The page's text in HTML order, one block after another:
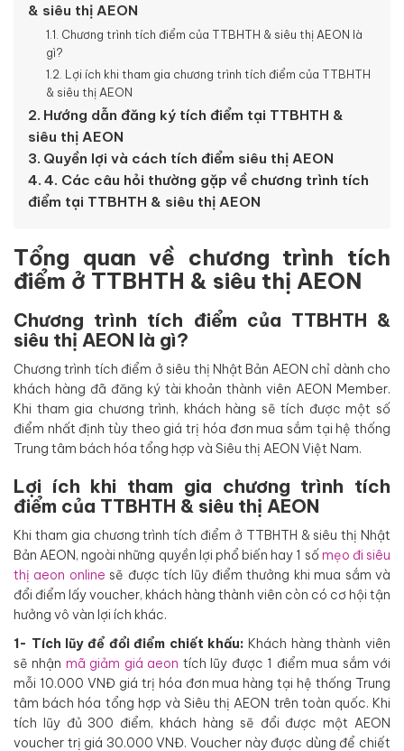
& siêu thị AEON
Chương trình tích điểm của TTBHTH & siêu thị AEON là
gì?
Lợi ích khi tham gia chương trình tích điểm của TTBHTH
& siêu thị AEON
Hướng dẫn đăng ký tích điểm tại TTBHTH &
siêu thị AEON
Quyền lợi và cách tích điểm siêu thị AEON
4. Các câu hỏi thường gặp về chương trình tích
điểm tại TTBHTH & siêu thị AEON
Tổng quan về chương trình tích
điểm ở TTBHTH & siêu thị AEON
Chương trình tích điểm của TTBHTH &
siêu thị AEON là gì?
Chương trình tích điểm ở siêu thị Nhật Bản AEON chỉ dành cho
khách hàng đã đăng ký tài khoản thành viên AEON Member.
Khi tham gia chương trình, khách hàng sẽ tích được một số
điểm nhất định tùy theo giá trị hóa đơn mua sắm tại hệ thống
Trung tâm bách hóa tổng hợp và Siêu thị AEON Việt Nam.
Lợi ích khi tham gia chương trình tích
điểm của TTBHTH & siêu thị AEON
Khi tham gia chương trình tích điểm ở TTBHTH & siêu thị Nhật
Bản AEON, ngoài những quyền lợi phổ biến hay 1 số mẹo đi siêu
thị aeon online sẽ được tích lũy điểm thưởng khi mua sắm và
đổi điểm lấy voucher, khách hàng thành viên còn có cơ hội tận
hưởng vô vàn lợi ích khác.
1- Tích lũy để đổi điểm chiết khấu: Khách hàng thành viên
sẽ nhận mã giảm giá aeon tích lũy được 1 điểm mua sắm với
mỗi 10.000 VNĐ giá trị hóa đơn mua hàng tại hệ thống Trung
tâm bách hóa tổng hợp và Siêu thị AEON trên toàn quốc. Khi
tích lũy đủ 300 điểm, khách hàng sẽ đổi được một AEON
voucher trị giá 30.000 VNĐ. Voucher này được dùng để chiết